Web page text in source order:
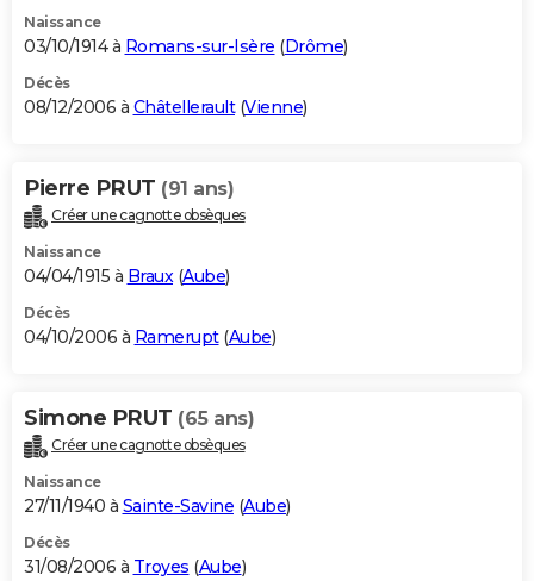
Naissance
03/10/1914 à Romans-sur-Isère (Drôme)
Décès
08/12/2006 à Châtellerault(Vienne)
Pierre PRUT (91 ans)
Créer une cagnotte obsèques
Naissance
04/04/1915 à Braux(Aube)
Décès
04/10/2006 à Ramerupt(Aube)
Simone PRUT (65 ans)
Créer une cagnotte obsèques
Naissance
27/11/1940 à Sainte-Savine (Aube)
Décès
31/08/2006 à Troyes (Aube)